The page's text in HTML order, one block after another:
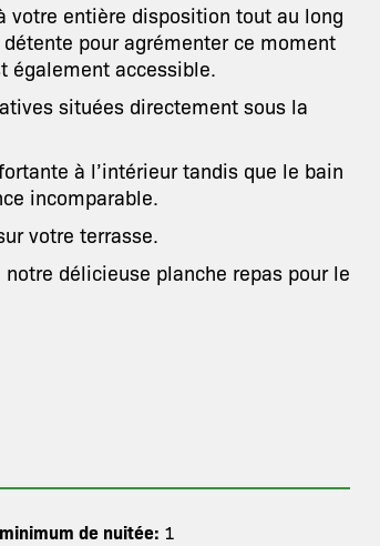
votre entière disposition tout au long
pour agrémenter ce moment
également accessible.
situées directement sous la
à l’intérieur tandis que le bain
incomparable.
votre terrasse.
délicieuse planche repas pour le
de nuitée: 1